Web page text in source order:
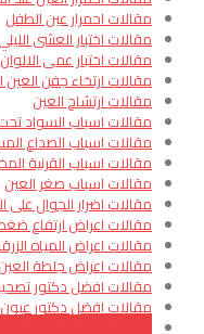
مقالات احمرار عين الطفل
مقالات اختبار العشى الليلي
مقالات اختبار عمى الالوان
مقالات ارتخاء جفن
مقالات ارتشاح العين
مقالات اسباب السواد
مقالات اسباب الصداع
مقالات اسباب القرنية
مقالات اسباب صغر العين
مقالات اضرار الجوال على
مقالات اعراض ارتفاع
مقالات اعراض المياه
مقالات اعراض جلطة العين
مقالات افضل دكتور
مقالات افضل دكتور